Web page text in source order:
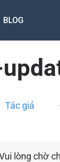
BLOG
Tác giả